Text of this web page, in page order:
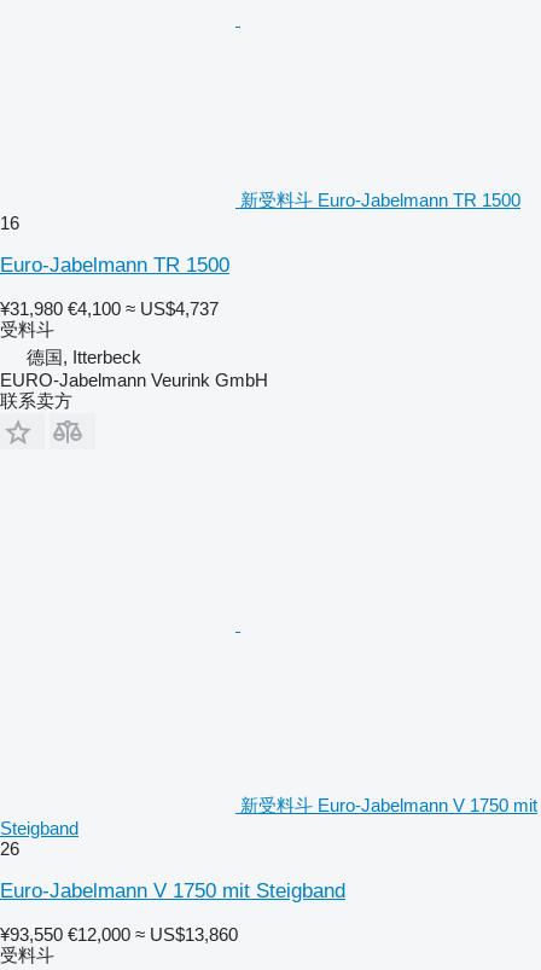
新受料斗 Euro-Jabelmann TR 1500
16
Euro-Jabelmann TR 1500
¥31,980 €4,100 ≈ US$4,737
受料斗
德国, Itterbeck
EURO-Jabelmann Veurink GmbH
联系卖方
新受料斗 Euro-Jabelmann V 1750 mit
Steigband
26
Euro-Jabelmann V 1750 mit Steigband
¥93,550 €12,000 ≈ US$13,860
受料斗